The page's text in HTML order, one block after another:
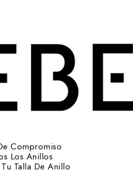
Compromiso
Los Anillos
Talla De Anillo